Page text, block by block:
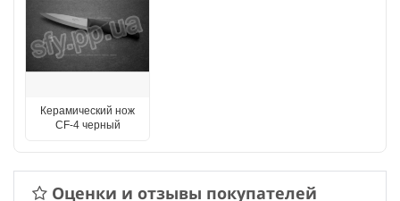
Керамический нож
СF-4 черный
Оценки и отзывы покупателей